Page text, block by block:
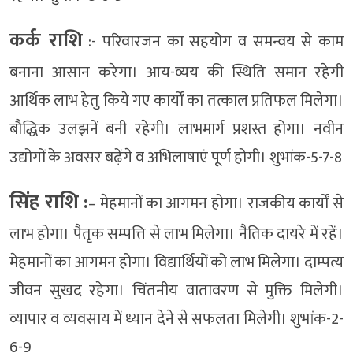
कर्क राशि:- परिवारजन का सहयोग व समन्वय से काम
बनाना आसान करेगा। आय-व्यय की स्थिति समान रहेगी
आर्थिक लाभ हेतु किये गए कार्यों का तत्काल प्रतिफल मिलेगा।
बौद्धिक उलझनें बनी रहेगी। लाभमार्ग प्रशस्त होगा। नवीन
उद्योगों के अवसर बढ़ेंगे व अभिलाषाएं पूर्ण होगी। शुभांक-5-7-8
सिंह राशि :– मेहमानों का आगमन होगा। राजकीय कार्यों से
लाभ होगा। पैतृक सम्पत्ति से लाभ मिलेगा। नैतिक दायरे में रहें।
मेहमानों का आगमन होगा। विद्यार्थियों को लाभ मिलेगा। दाम्पत्य
जीवन सुखद रहेगा। चिंतनीय वातावरण से मुक्ति मिलेगी।
व्यापार व व्यवसाय में ध्यान देने से सफलता मिलेगी। शुभांक-2-